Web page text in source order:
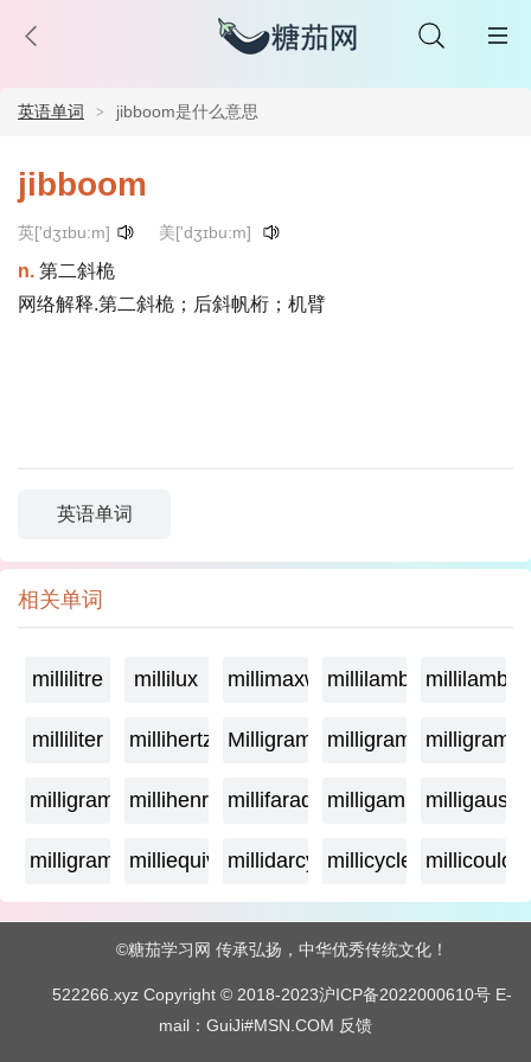
英语单词 jibboom是什么意思
jibboom
英['dʒɪbu:m] 美['dʒɪbu:m]
n. 第二斜桅
网络解释.第二斜桅；后斜帆桁；机臂
英语单词
相关单词
millilitre millilux millimaxwellmillilambda
milliliter millihertz Milligramagemilligrame
milligrammemillihenry millifarad milligammamilligauss
milligram milliequivalentmillidarcy millicycle
©糖茄学习网 传承弘扬，中华优秀传统文化！
522266.xyz Copyright © 2018-2023沪ICP备2022000610号 E-
mail：GuiJi#MSN.COM 反馈